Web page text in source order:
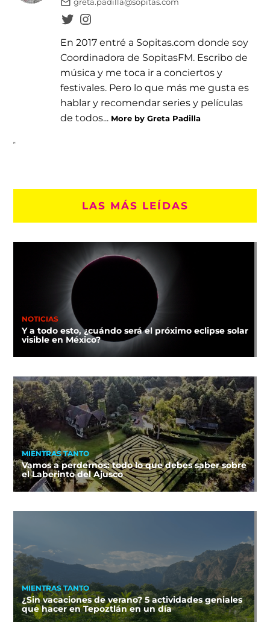
greta.padilla@sopitas.com
En 2017 entré a Sopitas.com donde soy
Coordinadora de SopitasFM. Escribo de
música y me toca ir a conciertos y
festivales. Pero lo que más me gusta es
hablar y recomendar series y películas
de todos... More by Greta Padilla
LAS MÁS LEÍDAS
NOTICIAS
Y a todo esto, ¿cuándo será el próximo eclipse solar
visible en México?
MIENTRAS TANTO
Vamos a perdernos: todo lo que debes saber sobre
el Laberinto del Ajusco
MIENTRAS TANTO
¿Sin vacaciones de verano? 5 actividades geniales
que hacer en Tepoztlán en un día